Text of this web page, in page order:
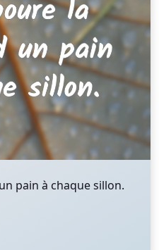
pain à chaque sillon.